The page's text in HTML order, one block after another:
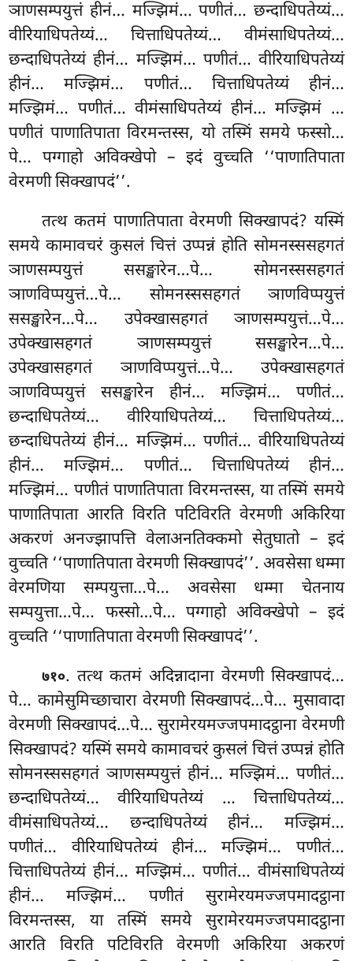
ञाणसम्पयुत्तं हीनं… मज्झिमं… पणीतं… छन्दाधिपतेय्यं…
वीरियाधिपतेय्यं… चित्ताधिपतेय्यं… वीमंसाधिपतेय्यं…
छन्दाधिपतेय्यं हीनं… मज्झिमं… पणीतं… वीरियाधिपतेय्यं
हीनं… मज्झिमं… पणीतं… चित्ताधिपतेय्यं हीनं…
मज्झिमं… पणीतं… वीमंसाधिपतेय्यं हीनं… मज्झिमं …
पणीतं पाणातिपाता विरमन्तस्स, यो तस्मिं समये फस्सो…
पे… पग्गाहो अविक्खेपो – इदं वुच्चति ‘‘पाणातिपाता
वेरमणी सिक्खापदं’’.
तत्थ कतमं पाणातिपाता वेरमणी सिक्खापदं? यस्मिं
समये कामावचरं कुसलं चित्तं उप्पन्नं होति सोमनस्ससहगतं
ञाणसम्पयुत्तं ससङ्खारेन…पे… सोमनस्ससहगतं
ञाणविप्पयुत्तं…पे… सोमनस्ससहगतं ञाणविप्पयुत्तं
ससङ्खारेन…पे… उपेक्खासहगतं ञाणसम्पयुत्तं…पे…
उपेक्खासहगतं ञाणसम्पयुत्तं ससङ्खारेन…पे…
उपेक्खासहगतं ञाणविप्पयुत्तं…पे… उपेक्खासहगतं
ञाणविप्पयुत्तं ससङ्खारेन हीनं… मज्झिमं… पणीतं…
छन्दाधिपतेय्यं… वीरियाधिपतेय्यं… चित्ताधिपतेय्यं…
छन्दाधिपतेय्यं हीनं… मज्झिमं… पणीतं… वीरियाधिपतेय्यं
हीनं… मज्झिमं… पणीतं… चित्ताधिपतेय्यं हीनं…
मज्झिमं… पणीतं पाणातिपाता विरमन्तस्स, या तस्मिं समये
पाणातिपाता आरति विरति पटिविरति वेरमणी अकिरिया
अकरणं अनज्झापत्ति वेलाअनतिक्कमो सेतुघातो – इदं
वुच्चति ‘‘पाणातिपाता वेरमणी सिक्खापदं’’. अवसेसा धम्मा
वेरमणिया सम्पयुत्ता…पे… अवसेसा धम्मा चेतनाय
सम्पयुत्ता…पे… फस्सो…पे… पग्गाहो अविक्खेपो– इदं
वुच्चति ‘‘पाणातिपाता वेरमणी सिक्खापदं’’.
७१०. तत्थ कतमं अदिन्नादाना वेरमणी सिक्खापदं…
पे… कामेसुमिच्छाचारा वेरमणी सिक्खापदं…पे… मुसावादा
वेरमणी सिक्खापदं…पे… सुरामेरयमज्जपमादट्ठाना वेरमणी
सिक्खापदं? यस्मिं समये कामावचरं कुसलं चित्तं उप्पन्नं होति
सोमनस्ससहगतं ञाणसम्पयुत्तं हीनं… मज्झिमं… पणीतं…
छन्दाधिपतेय्यं… वीरियाधिपतेय्यं … चित्ताधिपतेय्यं…
वीमंसाधिपतेय्यं… छन्दाधिपतेय्यं हीनं… मज्झिमं…
पणीतं… वीरियाधिपतेय्यं हीनं… मज्झिमं… पणीतं…
चित्ताधिपतेय्यं हीनं… मज्झिमं… पणीतं… वीमंसाधिपतेय्यं
हीनं… मज्झिमं… पणीतं सुरामेरयमज्जपमादट्ठाना
विरमन्तस्स, या तस्मिं समये सुरामेरयमज्जपमादट्ठाना
आरति विरति पटिविरति वेरमणी अकिरिया अकरणं